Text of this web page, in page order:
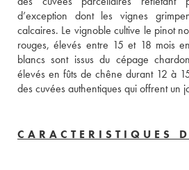
d’exception dont les vignes
calcaires. Le vignoble cultive le pinot
rouges, élevés entre 15 et 18 mois
blancs sont issus du cépage
élevés en fûts de chêne durant 12 à
des cuvées authentiques qui offrent un
CARACTERISTIQUES